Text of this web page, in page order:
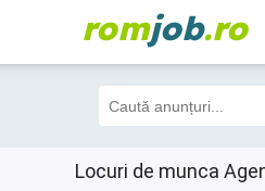
romjob.ro
Locuri de munca
Filtre 2 Toate
408